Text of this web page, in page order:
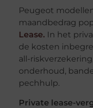
Peugeot
maandbedrag
Lease. In het
de kosten
all-
onderhoud,
pechhulp.
Private lease-